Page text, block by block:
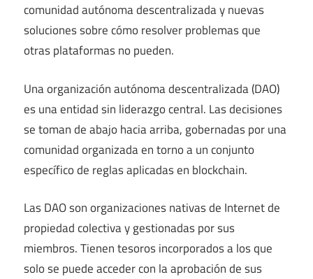
comunidad autónoma descentralizada y nuevas
soluciones sobre cómo resolver problemas que
otras plataformas no pueden.
Una organización autónoma descentralizada (DAO)
es una entidad sin liderazgo central. Las decisiones
se toman de abajo hacia arriba, gobernadas por una
comunidad organizada en torno a un conjunto
específico de reglas aplicadas en blockchain.
Las DAO son organizaciones nativas de Internet de
propiedad colectiva y gestionadas por sus
miembros. Tienen tesoros incorporados a los que
solo se puede acceder con la aprobación de sus